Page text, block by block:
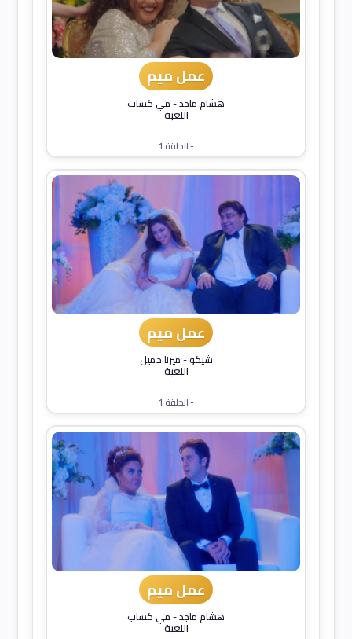
عمل ميم
هشام ماجد-مي كساب
اللعبة
- الحلقة 1
عمل ميم
شيكو-ميرنا جميل
اللعبة
- الحلقة 1
عمل ميم
هشام ماجد-مي كساب
اللعبة